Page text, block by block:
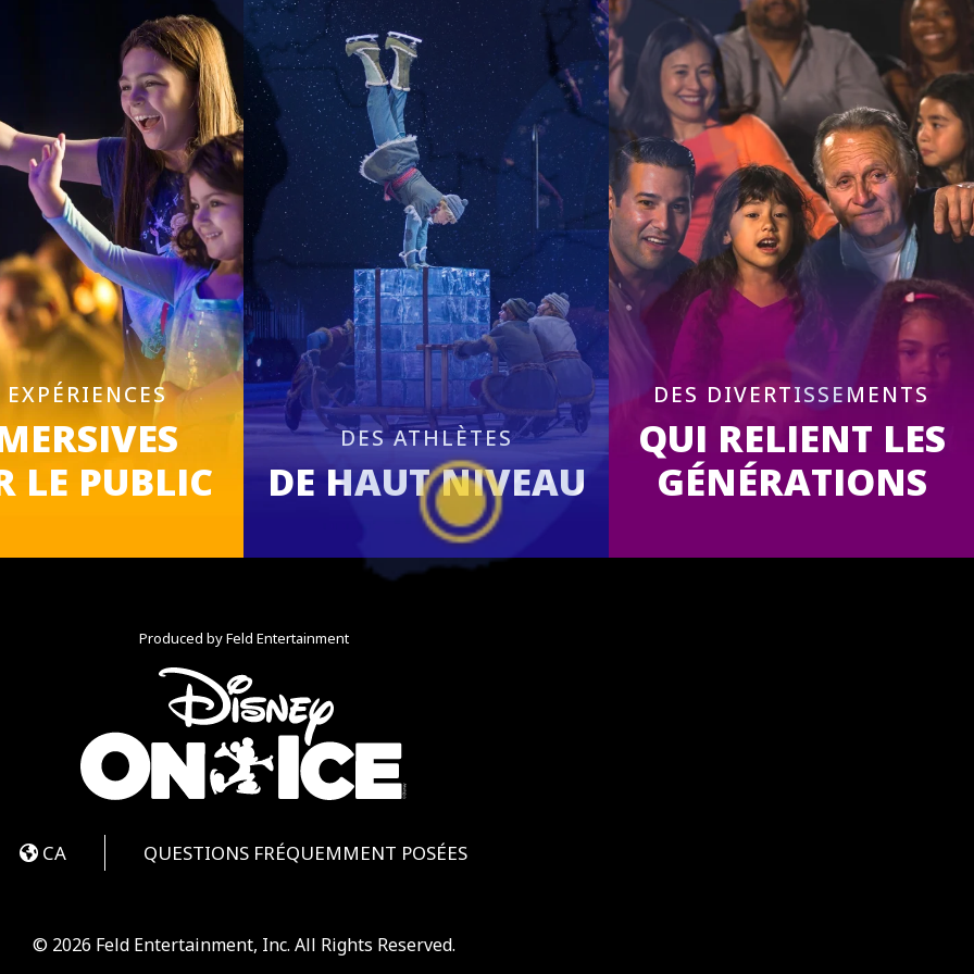
EXPÉRIENCES
LE PUBLIC
DES ATHLÈTES
DE HAUT NIVEAU
DES DIVERTISSEMENTS
QUI RELIENT LES
GÉNÉRATIONS
Produced by Feld Entertainment
CA QUESTIONS FRÉQUEMMENT POSÉES
© 2026 Feld Entertainment, Inc. All Rights Reserved.